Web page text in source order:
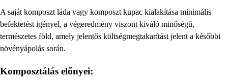
A saját komposzt láda vagy komposzt kupac kialakítása minimális
befektetést igényel, a végeredmény viszont kiváló minőségű,
természetes föld, amely jelentős költségmegtakarítást jelent a későbbi
növényápolás során.
Komposztálás előnyei: